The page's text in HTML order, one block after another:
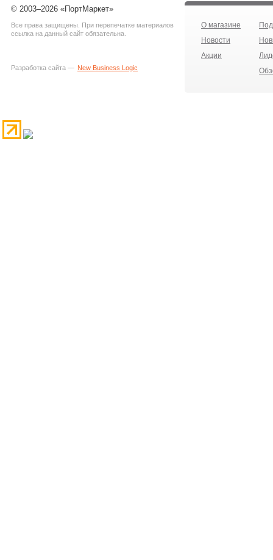
© 2003–2026 «ПортМаркет»
Все права защищены. При перепечатке материалов
ссылка на данный сайт обязательна.
Разработка сайта — New Business Logic
О магазине
Новости
Акции